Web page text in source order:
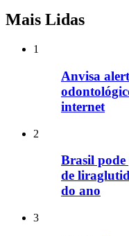
Mais Lidas
1
Anvisa
internet
2
Brasil pode
de
do ano
3